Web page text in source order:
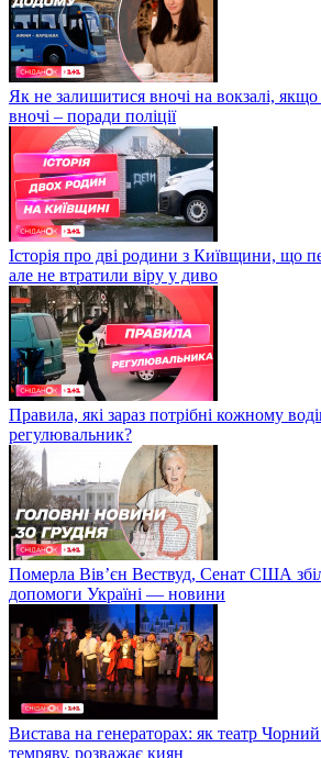
Як не залишитися вночі на вокзалі,
вночі – поради поліції
Історія про дві родини з Київщини, що
але не втратили віру у диво
Правила, які зараз потрібні кожному
регулювальник?
Померла Вівʼєн Вествуд, Сенат США
допомоги Україні — новини
Вистава на генераторах: як театр
темряву, розважає киян